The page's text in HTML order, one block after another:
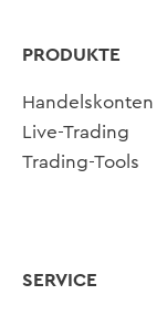
PRODUKTE
Handelskonten
Live-Trading
Trading-Tools
SERVICE